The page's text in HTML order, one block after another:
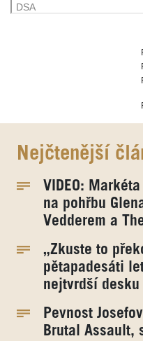
Nejčtenější
VIDEO:
na pohřbu
Vedderem a
„Zkuste to
pětapadesáti
nejtvrdší desku
Pevnost
Brutal Assault,